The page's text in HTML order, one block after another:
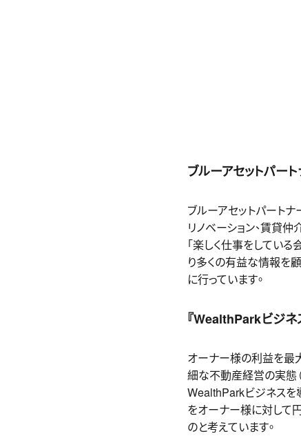
ブルーアセットパー
ブルーアセットパート
リノベーション、賃貸
「楽しく仕事をしてい
り多くの有益な情報を
に行っています。
『WealthParkビジ
オーナー様の利益を最
細な不動産経営の実態
WealthParkビジネスを
をオーナー様に対して
のと考えています。